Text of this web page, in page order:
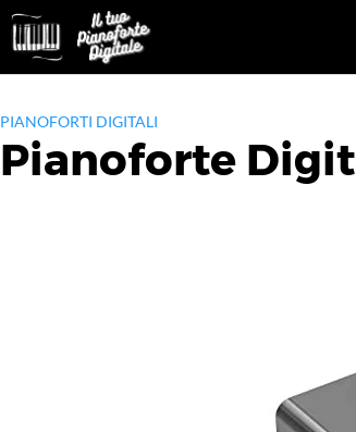
PIANOFORTI DIGITALI
Pianoforte